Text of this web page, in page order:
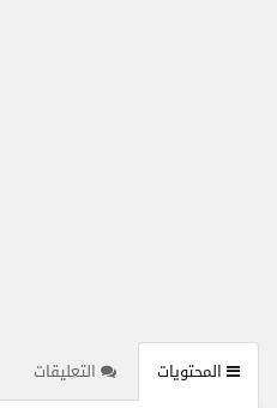
المحتويات التعليقات